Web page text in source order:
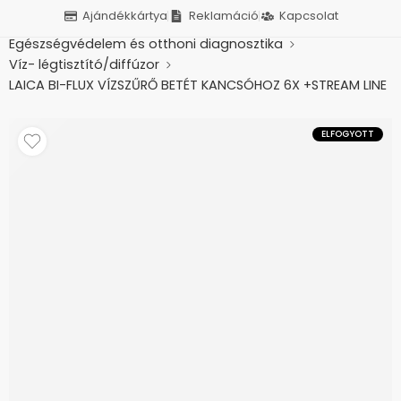
Ajándékkártya Reklamáció Kapcsolat
Kezdőlap
Betegápolás, otthonápolás
Egészségvédelem és otthoni diagnosztika
Víz- légtisztító/diffúzor
LAICA BI-FLUX VÍZSZŰRŐ BETÉT KANCSÓHOZ 6X +STREAM LINE
ELFOGYOTT